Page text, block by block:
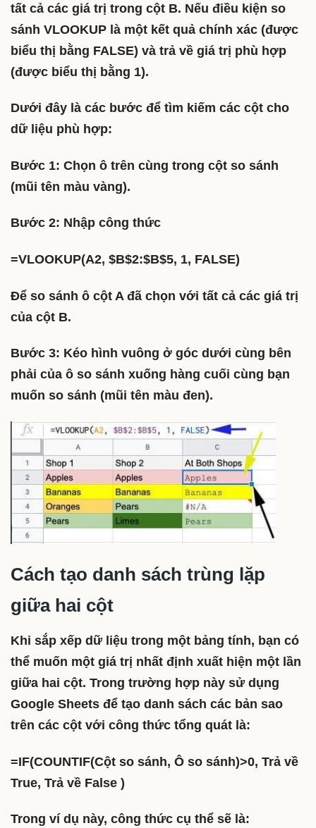
tất cả các giá trị trong cột B. Nếu điều kiện so
sánh VLOOKUP là một kết quả chính xác (được
biểu thị bằng FALSE) và trả về giá trị phù hợp
(được biểu thị bằng 1).
Dưới đây là các bước để tìm kiếm các cột cho
dữ liệu phù hợp:
Bước 1: Chọn ô trên cùng trong cột so sánh
(mũi tên màu vàng).
Bước 2: Nhập công thức
=VLOOKUP(A2, $B$2:$B$5, 1, FALSE)
Để so sánh ô cột A đã chọn với tất cả các giá trị
của cột B.
Bước 3: Kéo hình vuông ở góc dưới cùng bên
phải của ô so sánh xuống hàng cuối cùng bạn
muốn so sánh (mũi tên màu đen).
Cách tạo danh sách trùng lặp
giữa hai cột
Khi sắp xếp dữ liệu trong một bảng tính, bạn có
thể muốn một giá trị nhất định xuất hiện một lần
giữa hai cột. Trong trường hợp này sử dụng
Google Sheets để tạo danh sách các bản sao
trên các cột với công thức tổng quát là:
=IF(COUNTIF(Cột so sánh, Ô so sánh)>0, Trả về
True, Trả về False )
Trong ví dụ này, công thức cụ thể sẽ là: